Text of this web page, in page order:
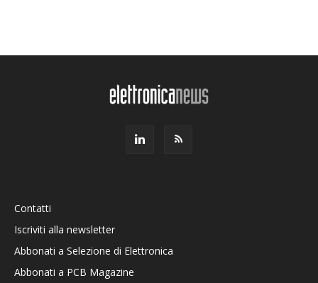
Contatti
Iscriviti alla newsletter
Abbonati a Selezione di Elettronica
Abbonati a PCB Magazine